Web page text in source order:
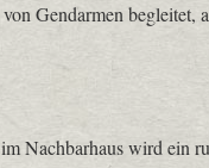
Gendarmen begleitet,
Nachbarhaus wird ein